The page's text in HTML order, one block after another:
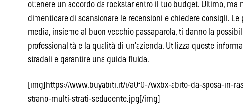
ottenere un accordo da rockstar entro il tuo budget. Ultimo, ma
dimenticare di scansionare le recensioni e chiedere consigli. Le
media, insieme al buon vecchio passaparola, ti danno la
professionalità e la qualità di un’azienda. Utilizza queste
stradali e garantire una guida fluida.
[img]https://www.buyabiti.it/i/a0f0-7wxbx-abito-da-sposa-in-
strano-multi-strati-seducente.jpg[/img]